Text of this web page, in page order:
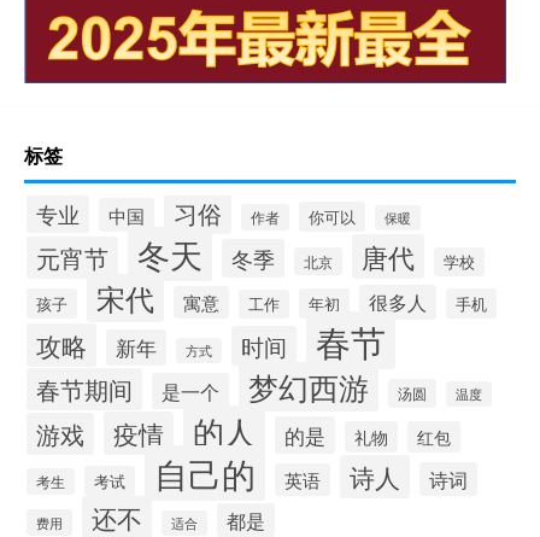
标签
专业 中国 习俗 作者 你可以 保暖
元宵节 冬天 冬季 北京 唐代 学校
孩子 宋代 寓意 工作 年初 很多人 手机
攻略 新年 方式 时间 春节
春节期间 是一个 梦幻西游 汤圆 温度
游戏 疫情 的人 的是 礼物 红包
考生 考试 自己的 英语 诗人 诗词
费用 还不 适合 都是